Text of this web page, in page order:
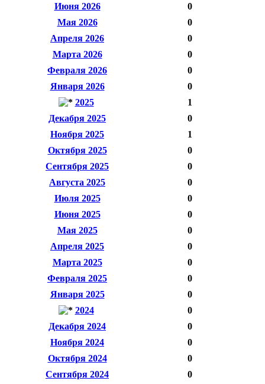
Июня 2026
0
Мая 2026
0
Апреля 2026
0
Марта 2026
0
Февраля 2026
0
Января 2026
0
2025
1
Декабря 2025
0
Ноября 2025
1
Октября 2025
0
Сентября 2025
0
Августа 2025
0
Июля 2025
0
Июня 2025
0
Мая 2025
0
Апреля 2025
0
Марта 2025
0
Февраля 2025
0
Января 2025
0
2024
0
Декабря 2024
0
Ноября 2024
0
Октября 2024
0
Сентября 2024
0